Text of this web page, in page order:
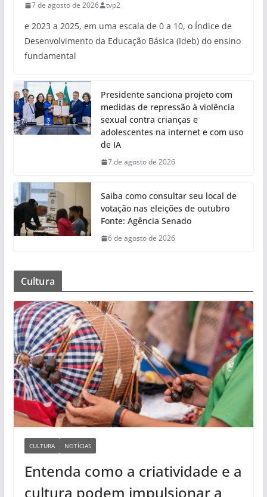
7 de agosto de 2026 tvp2
e 2023 a 2025, em uma escala de 0 a 10, o Índice de
Desenvolvimento da Educação Básica (Ideb) do ensino
fundamental
Presidente sanciona projeto com
medidas de repressão à violência
sexual contra crianças e
adolescentes na internet e com uso
de IA
7 de agosto de 2026
Saiba como consultar seu local de
votação nas eleições de outubro
Fonte: Agência Senado
6 de agosto de 2026
Cultura
CULTURA NOTÍCIAS
Entenda como a criatividade e a
cultura podem impulsionar a